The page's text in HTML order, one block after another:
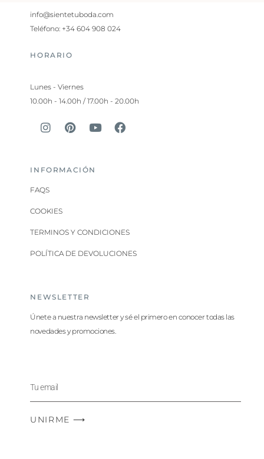
info@sientetuboda.com
Teléfono: +34 604 908 024
HORARIO
Lunes - Viernes
10.00h - 14.00h / 17.00h - 20.00h
INFORMACIÓN
FAQS
COOKIES
TERMINOS Y CONDICIONES
POLÍTICA DE DEVOLUCIONES
NEWSLETTER
Únete a nuestra newsletter y sé el primero en conocer todas las
novedades y promociones.
UNIRME ⟶